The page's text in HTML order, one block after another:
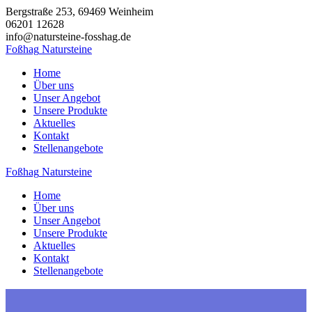
Zum
Inhalt
springen
Bergstraße 253, 69469 Weinheim
06201 12628
info@natursteine-fosshag.de
Foßhag Natursteine
Home
Über uns
Unser Angebot
Unsere Produkte
Aktuelles
Kontakt
Stellenangebote
Foßhag Natursteine
Home
Über uns
Unser Angebot
Unsere Produkte
Aktuelles
Kontakt
Stellenangebote